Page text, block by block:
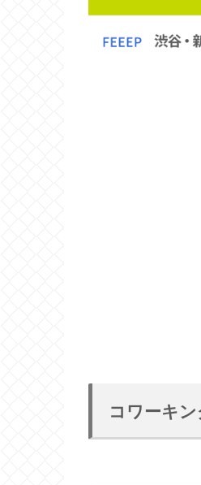
コワーキ